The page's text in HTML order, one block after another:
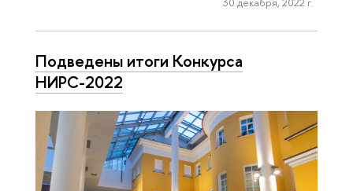
Подведены итоги Конкурса
НИРС-2022